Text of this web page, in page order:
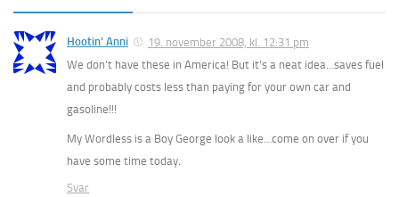
Hootin' Anni
19. november 2008, kl. 12:31 pm
We don’t have these in America! But it’s a neat idea…saves fuel
and probably costs less than paying for your own car and
gasoline!!!
My Wordless is a Boy George look a like…come on over if you
have some time today.
Svar